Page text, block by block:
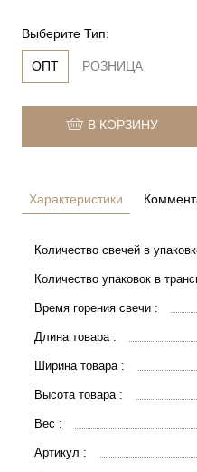
Выберите Тип:
ОПТ РОЗНИЦА
В КОРЗИНУ
Характеристики
Количество свечей в
Количество упаковок в
Время горения свечи :
Длина товара :
Ширина товара :
Высота товара :
Вес :
Артикул :